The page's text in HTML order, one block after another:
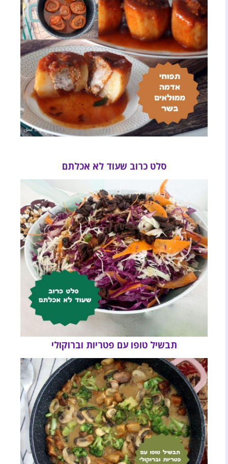
סלט כרוב שעוד לא אכלתם
תבשיל טופו עם פטריות וברוקולי